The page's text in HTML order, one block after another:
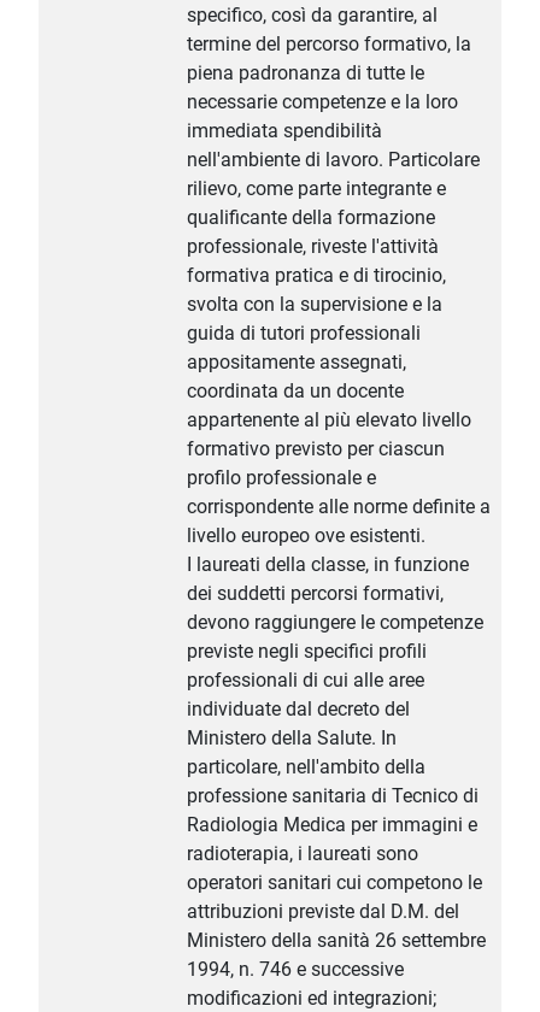
specifico, così da garantire, al
termine del percorso formativo, la
piena padronanza di tutte le
necessarie competenze e la loro
immediata spendibilità
nell'ambiente di lavoro. Particolare
rilievo, come parte integrante e
qualificante della formazione
professionale, riveste l'attività
formativa pratica e di tirocinio,
svolta con la supervisione e la
guida di tutori professionali
appositamente assegnati,
coordinata da un docente
appartenente al più elevato livello
formativo previsto per ciascun
profilo professionale e
corrispondente alle norme definite a
livello europeo ove esistenti.
I laureati della classe, in funzione
dei suddetti percorsi formativi,
devono raggiungere le competenze
previste negli specifici profili
professionali di cui alle aree
individuate dal decreto del
Ministero della Salute. In
particolare, nell'ambito della
professione sanitaria di Tecnico di
Radiologia Medica per immagini e
radioterapia, i laureati sono
operatori sanitari cui competono le
attribuzioni previste dal D.M. del
Ministero della sanità 26 settembre
1994, n. 746 e successive
modificazioni ed integrazioni;